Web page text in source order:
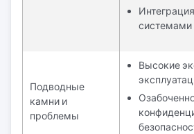
системами
Подводные
камни и
проблемы
Высокие